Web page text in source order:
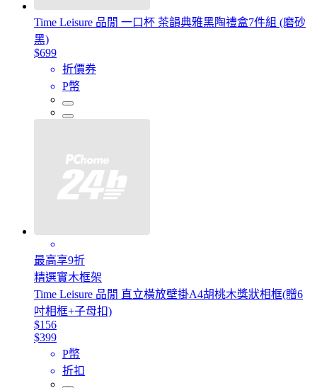
Time Leisure 品閒 一口杯 茶韻典雅黑陶禮盒7件組 (磨砂
黑)
$699
折價券
P幣
最高享9折
精選實木框架
Time Leisure 品閒 直立橫放壁掛A4胡桃木獎狀相框(贈6
吋相框+子母扣)
$156
$399
P幣
折扣